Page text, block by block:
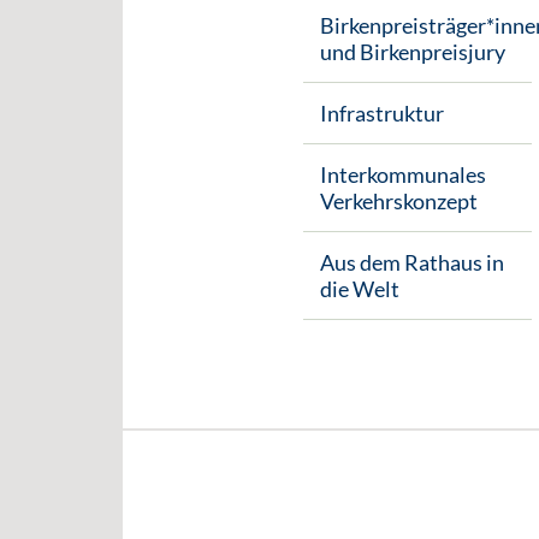
und Birkenpreisjury
Infrastruktur
Interkommunales
Verkehrskonzept
Aus dem Rathaus in
die Welt